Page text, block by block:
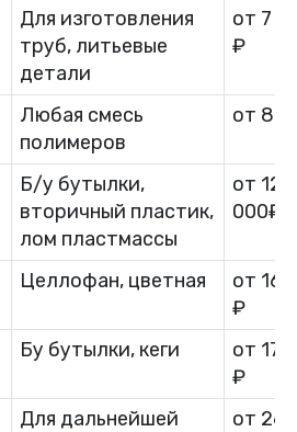
Для изготовления
труб, литьевые
детали
от 7
₽
Любая смесь
полимеров
от
Б/у бутылки,
вторичный пластик,
лом пластмассы
от 12
000₽
Целлофан, цветная
от 16
₽
Бу бутылки, кеги
от 17
₽
Для дальнейшей
от 26